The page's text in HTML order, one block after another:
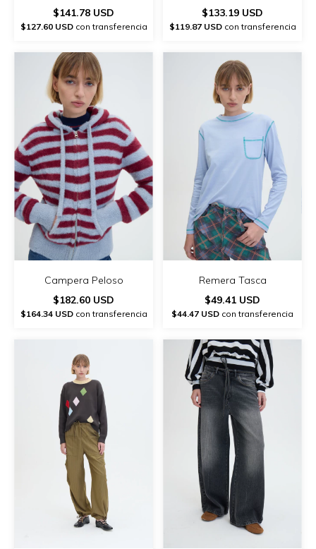
$141.78 USD
$127.60 USDcon transferencia
$133.19 USD
$119.87 USDcon transferencia
Campera Peloso
$182.60 USD
$164.34 USDcon transferencia
Remera Tasca
$49.41 USD
$44.47 USD con transferencia